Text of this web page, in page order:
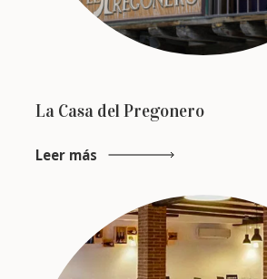
La Casa del Pregonero
Leer más